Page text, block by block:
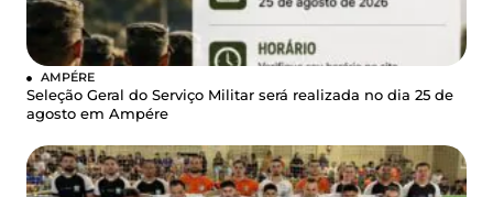
AMPÉRE
Seleção Geral do Serviço Militar será realizada no dia 25 de
agosto em Ampére